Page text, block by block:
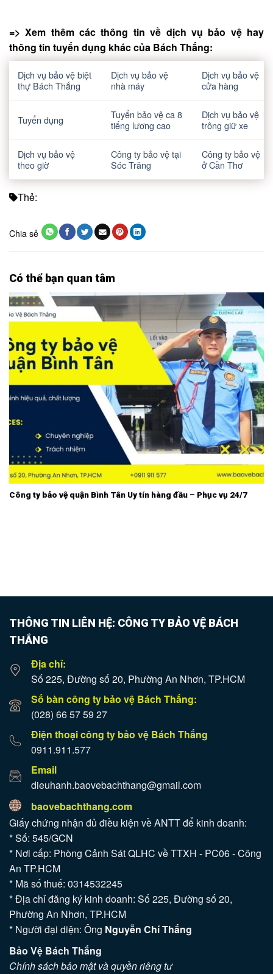
=> Xem thêm các thông tin về dịch vụ bảo vệ hay
thông tin tuyển dụng khác của Bách Thắng:
Dịch vụ bảo vệ biệt
thự Bách Thắng
Dịch vụ bảo vệ
nhà máy
Dịch vụ bảo vệ
cửa hàng
Tuyển dụng
Tuyển bảo vệ ca 8
tiếng lương cao
Dịch vụ bảo vệ
trông giữ xe
Dịch vụ bảo vệ
theo giờ
Công ty bảo vệ tại
Sóc Trăng
Công ty bảo vệ
ở Cần Thơ
Thẻ:
Chia sẻ
Có thể bạn quan tâm
Công ty bảo vệ quận Bình Tân Uy tín hàng đầu – Phục vụ 24/7
THÔNG TIN LIÊN HỆ: CÔNG TY BẢO VỆ BÁCH
THẮNG
Địa chỉ:
Số 225, Đường số 20, Phường An Nhơn, TP.HCM
Số bàn công ty bảo vệ Bách Thắng:
(028) 66 57 59 27
Điện thoại công ty bảo vệ Bách Thắng
0911.911.577
Email
dieuhanh.baovebachthang@gmail.com
baovebachthang.com
Giấy chứng nhận đủ điều kiện về ANTT để kinh doanh:
* Số: 545/GCN
* Nơi cấp: Phòng Cảnh Sát QLHC về TTXH - PC06 - Công
An TP.HCM
* Mã số thuế: 0314532245
* Địa chỉ đăng ký kinh doanh: Số 225, Đường số 20,
Phường An Nhơn, TP.HCM
* Người đại diện: Ông Nguyễn Chí Thắng
Bảo Vệ Bách Thắng
Chính sách bảo mật và quyền riêng tư